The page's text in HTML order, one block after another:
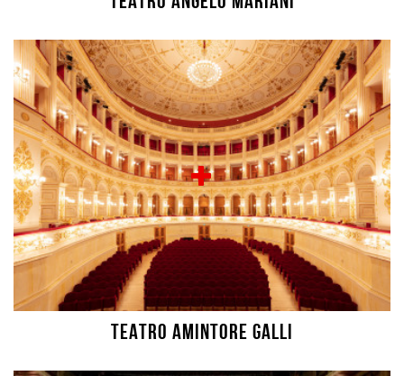
TEATRO AMINTORE GALLI